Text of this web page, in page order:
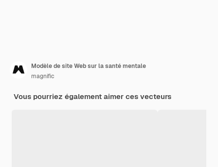
Modèle de site Web sur la santé mentale
magnific
Vous pourriez également aimer ces vecteurs